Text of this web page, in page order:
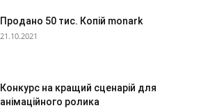
Продано 50 тис. Копій monark
21.10.2021
Конкурс на кращий сценарій для
анімаційного ролика